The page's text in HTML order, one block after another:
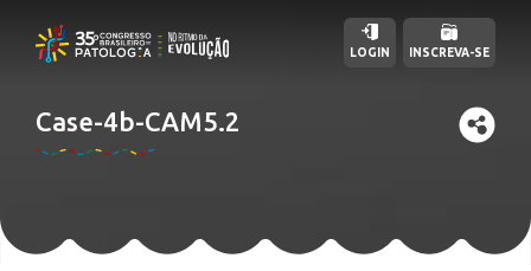
Case-4b-CAM5.2
LOGIN INSCREVA-SE